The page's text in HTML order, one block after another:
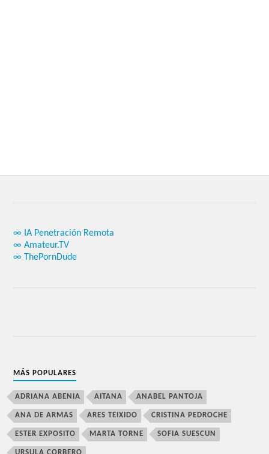
∞ IA Penetración Remota
∞ Amateur.TV
∞ ThePornDude
MÁS POPULARES
ADRIANA ABENIA AITANA ANABEL PANTOJA
ANA DE ARMAS ARES TEIXIDO CRISTINA PEDROCHE
ESTER EXPOSITO MARTA TORNE SOFIA SUESCUN